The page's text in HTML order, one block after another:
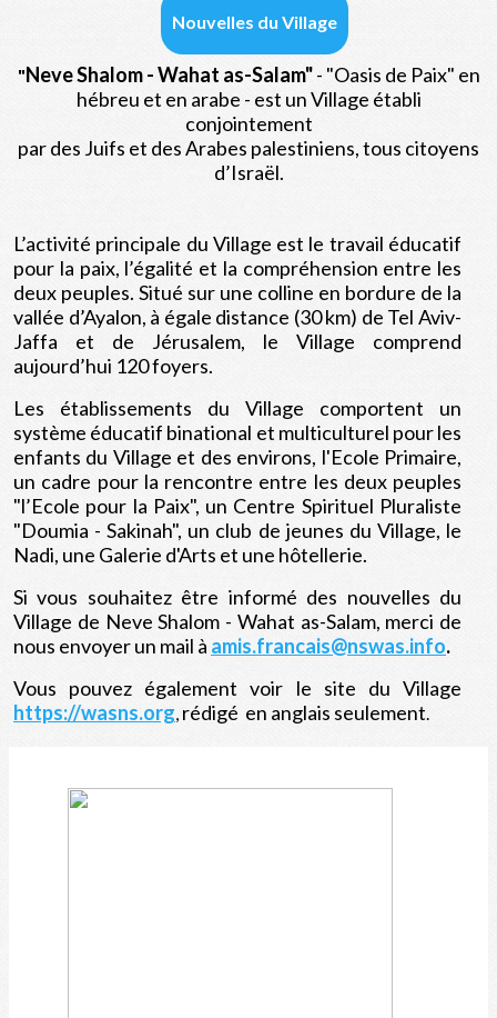
Nouvelles du Village
"Neve Shalom - Wahat as-Salam"- "Oasis de Paix" en
hébreu et en arabe - est un Village établi
conjointement
par des Juifs et des Arabes palestiniens, tous citoyens
d’Israël.
L’activité principale du Village est le travail éducatif
pour la paix, l’égalité et la compréhension entre les
deux peuples. Situé sur une colline en bordure de la
vallée d’Ayalon, à égale distance (30 km) de Tel Aviv-
Jaffa et de Jérusalem, le Village comprend
aujourd’hui 120 foyers.
Les établissements du Village comportent un
système éducatif binational et multiculturel pour les
enfants du Village et des environs, l'Ecole Primaire,
un cadre pour la rencontre entre les deux peuples
"l’Ecole pour la Paix", un Centre Spirituel Pluraliste
"Doumia - Sakinah", un club de jeunes du Village, le
Nadi, une Galerie d'Arts et une hôtellerie.
Si vous souhaitez être informé des nouvelles du
Village de Neve Shalom - Wahat as-Salam, merci de
nous envoyer un mail à amis.francais@nswas.info.
Vous pouvez également voir le site du Village
https://wasns.org, rédigé en anglais seulement.